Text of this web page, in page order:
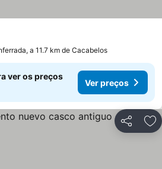
a 11.7 km de Cacabelos
ver os preços
Ver preços
Partilhar